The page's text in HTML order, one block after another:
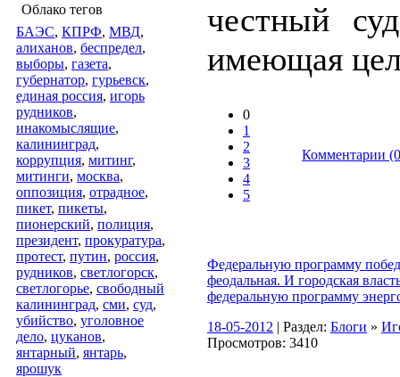
Облако тегов
БАЭС, КПРФ, МВД,
алиханов, беспредел,
выборы, газета,
губернатор, гурьевск,
единая россия, игорь
рудников,
инакомыслящие,
калининград,
коррупция, митинг,
митинги, москва,
оппозиция, отрадное,
пикет, пикеты,
пионерский, полиция,
президент, прокуратура,
протест, путин, россия,
рудников, светлогорск,
светлогорье, свободный
калининград, сми, суд,
убийство, уголовное
дело, цуканов,
янтарный, янтарь,
ярошук
честный
имеющая
0
1
2
3
4
5
Комментарии
Федеральную программу
феодальная. И городская
федеральную программу
18-05-2012 | Раздел: Блоги »
Просмотров: 3410